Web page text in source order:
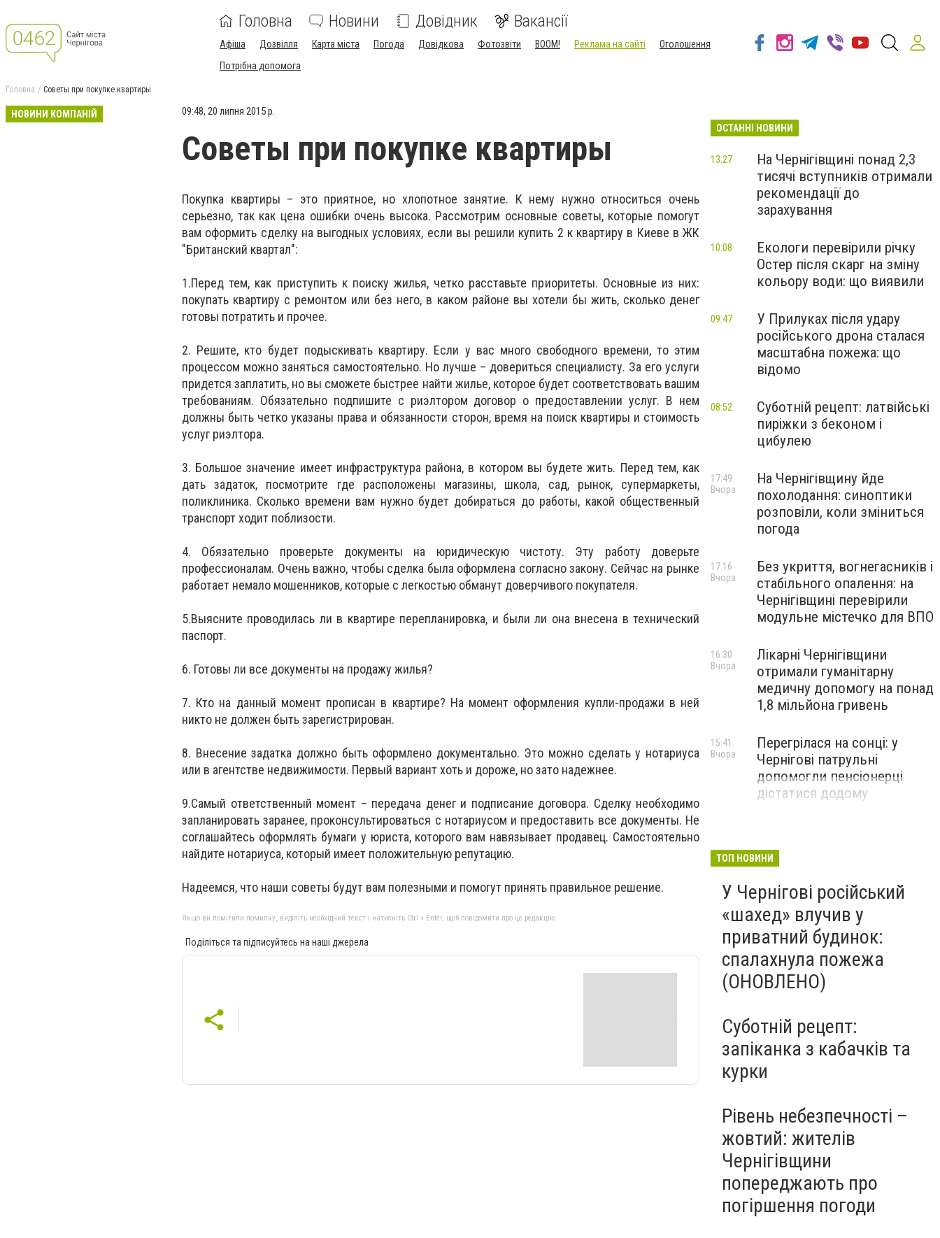
Головна Новини Довідник Вакансії
Афіша Дозвілля Карта міста Погода Довідкова Фотозвіти BOOM! Реклама на сайті
Оголошення
Потрібна допомога
Головна Советы при покупке квартиры
НОВИНИ КОМПАНІЙ 09:48, 20 липня 2015 р.
Советы при покупке квартиры
Покупка квартиры – это приятное, но хлопотное занятие. К нему нужно относиться очень
серьезно, так как цена ошибки очень высока. Рассмотрим основные советы, которые помогут
вам оформить сделку на выгодных условиях, если вы решили купить 2 к квартиру в Киеве в ЖК
"Британский квартал":
1.Перед тем, как приступить к поиску жилья, четко расставьте приоритеты. Основные из них:
покупать квартиру с ремонтом или без него, в каком районе вы хотели бы жить, сколько денег
готовы потратить и прочее.
2. Решите, кто будет подыскивать квартиру. Если у вас много свободного времени, то этим
процессом можно заняться самостоятельно. Но лучше – довериться специалисту. За его услуги
придется заплатить, но вы сможете быстрее найти жилье, которое будет соответствовать вашим
требованиям. Обязательно подпишите с риэлтором договор о предоставлении услуг. В нем
должны быть четко указаны права и обязанности сторон, время на поиск квартиры и стоимость
услуг риэлтора.
3. Большое значение имеет инфраструктура района, в котором вы будете жить. Перед тем, как
дать задаток, посмотрите где расположены магазины, школа, сад, рынок, супермаркеты,
поликлиника. Сколько времени вам нужно будет добираться до работы, какой общественный
транспорт ходит поблизости.
4. Обязательно проверьте документы на юридическую чистоту. Эту работу доверьте
профессионалам. Очень важно, чтобы сделка была оформлена согласно закону. Сейчас на рынке
работает немало мошенников, которые с легкостью обманут доверчивого покупателя.
5.Выясните проводилась ли в квартире перепланировка, и были ли она внесена в технический
паспорт.
6. Готовы ли все документы на продажу жилья?
7. Кто на данный момент прописан в квартире? На момент оформления купли-продажи в ней
никто не должен быть зарегистрирован.
8. Внесение задатка должно быть оформлено документально. Это можно сделать у нотариуса
или в агентстве недвижимости. Первый вариант хоть и дороже, но зато надежнее.
9.Самый ответственный момент – передача денег и подписание договора. Сделку необходимо
запланировать заранее, проконсультироваться с нотариусом и предоставить все документы. Не
соглашайтесь оформлять бумаги у юриста, которого вам навязывает продавец. Самостоятельно
найдите нотариуса, который имеет положительную репутацию.
Надеемся, что наши советы будут вам полезными и помогут принять правильное решение.
Якщо ви помітили помилку, виділіть необхідний текст і натисніть Ctrl + Enter, щоб повідомити про це редакцію
Поділіться та підписуйтесь на наші джерела
ОСТАННІ НОВИНИ
На Чернігівщині понад 2,3
тисячі вступників отримали
рекомендації до
зарахування
13:27
Екологи перевірили річку
Остер після скарг на зміну
кольору води: що виявили
10:08
У Прилуках після удару
російського дрона сталася
масштабна пожежа: що
відомо
09:47
Суботній рецепт: латвійські
пиріжки з беконом і
цибулею
08:52
На Чернігівщину йде
похолодання: синоптики
розповіли, коли зміниться
погода
17:49
Вчора
Без укриття, вогнегасників і
стабільного опалення: на
Чернігівщині перевірили
модульне містечко для ВПО
17:16
Вчора
Лікарні Чернігівщини
отримали гуманітарну
медичну допомогу на понад
1,8 мільйона гривень
16:30
Вчора
Перегрілася на сонці: у
Чернігові патрульні
допомогли пенсіонерці
дістатися додому
15:41
Вчора
ТОП НОВИНИ
У Чернігові російський
«шахед» влучив у
приватний будинок:
спалахнула пожежа
(ОНОВЛЕНО)
Суботній рецепт:
запіканка з кабачків та
курки
Рівень небезпечності –
жовтий: жителів
Чернігівщини
попереджають про
погіршення погоди